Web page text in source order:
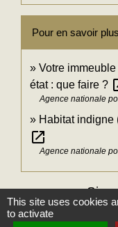
Pour en savoir plus
Votre
état : que faire ?
Agence nationale
Habitat indigne
open_in_new
Agence nationale
This site uses cookies
to activate